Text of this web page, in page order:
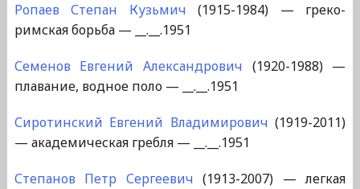
Ропаев Степан Кузьмич (1915-1984) — греко-
римская борьба — __.__.1951
Семенов Евгений Александрович (1920-1988) —
плавание, водное поло — __.__.1951
Сиротинский Евгений Владимирович (1919-2011)
— академическая гребля — __.__.1951
Степанов Петр Сергеевич (1913-2007) — легкая